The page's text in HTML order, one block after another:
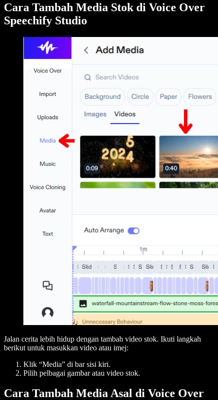
Cara Tambah Media Stok di Voice Over
Speechify Studio
Jalan cerita lebih hidup dengan tambah video stok. Ikuti langkah
berikut untuk masukkan video atau imej:
Klik “Media” di bar sisi kiri.
Pilih pelbagai gambar atau video stok.
Cara Tambah Media Asal di Voice Over